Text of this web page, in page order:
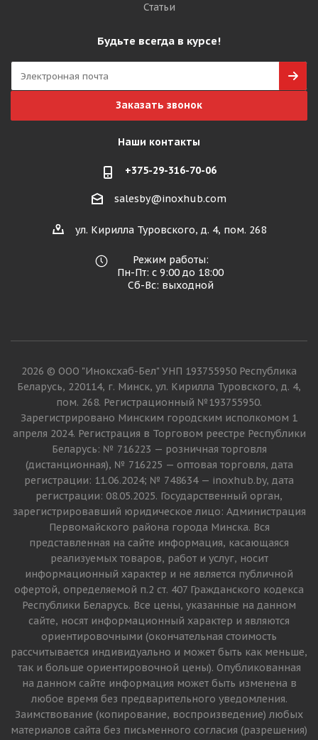
Статьи
Будьте всегда в курсе!
Заказать звонок
Наши контакты
+375-29-316-70-06
salesby@inoxhub.com
ул. Кирилла Туровского, д. 4, пом. 268
Режим работы:
Пн-Пт: с 9:00 до 18:00
Сб-Вс: выходной
2026 © ООО "Иноксхаб-Бел" УНП 193755950 Республика
Беларусь, 220114, г. Минск, ул. Кирилла Туровского, д. 4,
пом. 268. Регистрационный №193755950.
Зарегистрировано Минским городским исполкомом 1
апреля 2024. Регистрация в Торговом реестре Республики
Беларусь: № 716223 — розничная торговля
(дистанционная), № 716225 — оптовая торговля, дата
регистрации: 11.06.2024; № 748634 — inoxhub.by, дата
регистрации: 08.05.2025. Государственный орган,
зарегистрировавший юридическое лицо: Администрация
Первомайского района города Минска. Вся
представленная на сайте информация, касающаяся
реализуемых товаров, работ и услуг, носит
информационный характер и не является публичной
офертой, определяемой п.2 ст. 407 Гражданского кодекса
Республики Беларусь. Все цены, указанные на данном
сайте, носят информационный характер и являются
ориентировочными (окончательная стоимость
рассчитывается индивидуально и может быть как меньше,
так и больше ориентировочной цены). Опубликованная
на данном сайте информация может быть изменена в
любое время без предварительного уведомления.
Заимствование (копирование, воспроизведение) любых
материалов сайта без письменного согласия (разрешения)